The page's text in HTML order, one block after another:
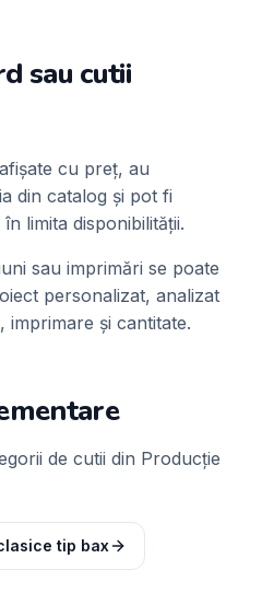
sau cutii
cu preț, au
din catalog și pot fi
limita disponibilității.
sau imprimări se poate
personalizat, analizat
imprimare și cantitate.
de cutii din Producție
tip bax